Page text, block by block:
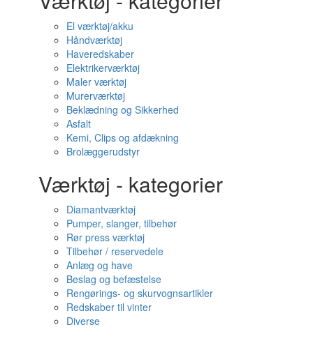
El værktøj/akku
Håndværktøj
Haveredskaber
Elektrikerværktøj
Maler værktøj
Murerværktøj
Beklædning og Sikkerhed
Asfalt
Kemi, Clips og afdækning
Brolæggerudstyr
Værktøj - kategorier
Diamantværktøj
Pumper, slanger, tilbehør
Rør press værktøj
Tilbehør / reservedele
Anlæg og have
Beslag og befæstelse
Rengørings- og skurvognsartikler
Redskaber til vinter
Diverse